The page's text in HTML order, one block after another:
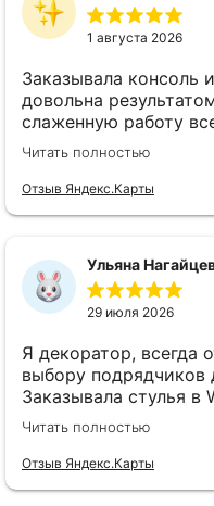
1 августа 2026
Заказывала консоль
довольна результатом!!!! Хочу
слаженную работу
ориентированная
внимательно
облегчает подбор
Читать полностью
Отзыв Яндекс.Карты
Ульяна
29 июля 2026
Я декоратор, всегда
выбору подрядчиков
Заказывала стулья в
довольна качеством,
доставкой! А особенно
Читать полностью
Отзыв Яндекс.Карты